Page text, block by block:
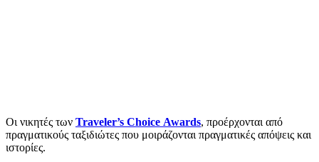
Οι νικητές των Traveler’s Choice Awards, προέρχονται από
πραγματικούς ταξιδιώτες που μοιράζονται πραγματικές απόψεις και
ιστορίες.